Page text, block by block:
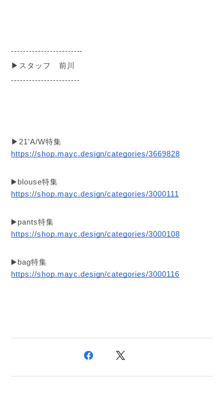
------------------------
▶︎スタッフ　前川
-----------------------
▶︎21’A/W特集
https://shop.mayc.design/categories/3669828
▶️blouse特集
https://shop.mayc.design/categories/3000111
▶️pants特集
https://shop.mayc.design/categories/3000108
▶️bag特集
https://shop.mayc.design/categories/3000116